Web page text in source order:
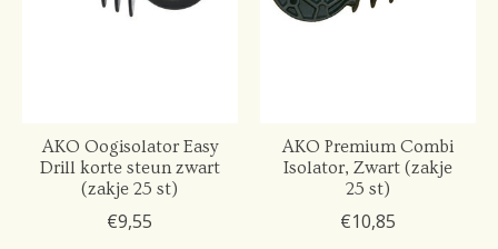
AKO Oogisolator Easy
Drill korte steun zwart
(zakje 25 st)
€9,55
AKO Premium Combi
Isolator, Zwart (zakje
25 st)
€10,85